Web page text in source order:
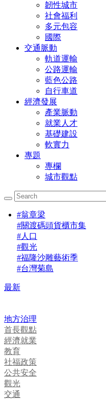
韌性城市
社會福利
多元包容
國際
交通脈動
軌道運輸
公路運輸
藍色公路
自行車道
經濟發展
產業脈動
就業人才
基礎建設
軟實力
專題
專欄
城市觀點
#翁章梁
#關渡碼頭貨櫃市集
#人口
#觀光
#福隆沙雕藝術季
#台灣菊島
最新
地方治理
首長觀點
經濟就業
教育
社福政策
公共安全
觀光
交通